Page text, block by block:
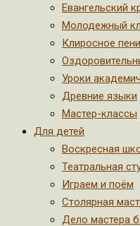
Евангельский
Молодежный
Клиросное
Уроки
Древние языки
Мастер-классы
Для детей
Воскресная
Театральная
Играем и поём
Столярная
Дело мастера